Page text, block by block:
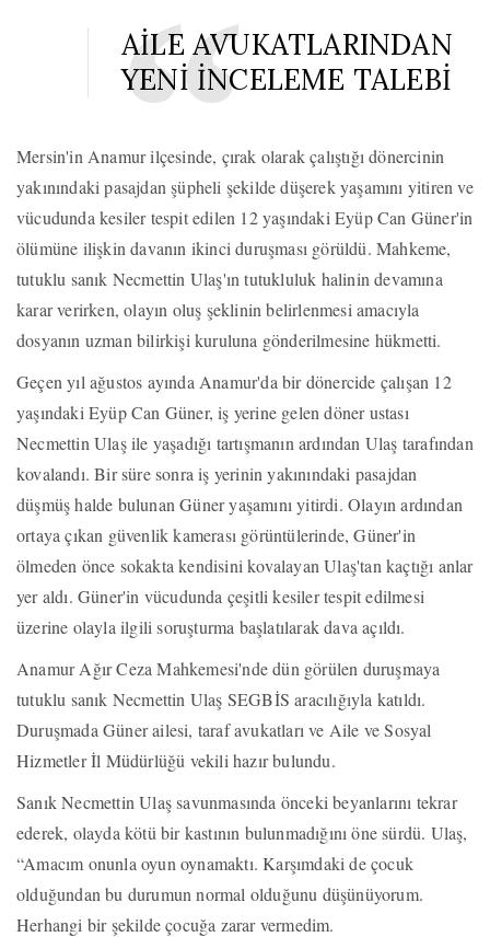
AİLE AVUKATLARINDAN
YENİ İNCELEME TALEBİ
Mersin'in Anamur ilçesinde, çırak olarak çalıştığı dönercinin
yakınındaki pasajdan şüpheli şekilde düşerek yaşamını yitiren ve
vücudunda kesiler tespit edilen 12 yaşındaki Eyüp Can Güner'in
ölümüne ilişkin davanın ikinci duruşması görüldü. Mahkeme,
tutuklu sanık Necmettin Ulaş'ın tutukluluk halinin devamına
karar verirken, olayın oluş şeklinin belirlenmesi amacıyla
dosyanın uzman bilirkişi kuruluna gönderilmesine hükmetti.
Geçen yıl ağustos ayında Anamur'da bir dönercide çalışan 12
yaşındaki Eyüp Can Güner, iş yerine gelen döner ustası
Necmettin Ulaş ile yaşadığı tartışmanın ardından Ulaş tarafından
kovalandı. Bir süre sonra iş yerinin yakınındaki pasajdan
düşmüş halde bulunan Güner yaşamını yitirdi. Olayın ardından
ortaya çıkan güvenlik kamerası görüntülerinde, Güner'in
ölmeden önce sokakta kendisini kovalayan Ulaş'tan kaçtığı anlar
yer aldı. Güner'in vücudunda çeşitli kesiler tespit edilmesi
üzerine olayla ilgili soruşturma başlatılarak dava açıldı.
Anamur Ağır Ceza Mahkemesi'nde dün görülen duruşmaya
tutuklu sanık Necmettin Ulaş SEGBİS aracılığıyla katıldı.
Duruşmada Güner ailesi, taraf avukatları ve Aile ve Sosyal
Hizmetler İl Müdürlüğü vekili hazır bulundu.
Sanık Necmettin Ulaş savunmasında önceki beyanlarını tekrar
ederek, olayda kötü bir kastının bulunmadığını öne sürdü. Ulaş,
“Amacım onunla oyun oynamaktı. Karşımdaki de çocuk
olduğundan bu durumun normal olduğunu düşünüyorum.
Herhangi bir şekilde çocuğa zarar vermedim.